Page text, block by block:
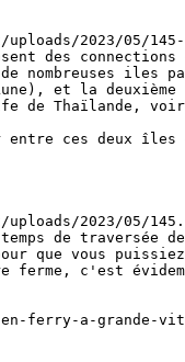
2023/05/
des connections
iles
et la deuxième
de Thaïlande,
entre ces deux
2023/05/
de traversée
que vous
ferme, c'est
ferry-a-grande-